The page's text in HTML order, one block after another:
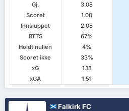
Gj.
3.08
Scoret
1.00
Innsluppet
2.08
BTTS
67%
Holdt nullen
4%
Scoret ikke
33%
xG
1.13
xGA
1.51
Falkirk FC